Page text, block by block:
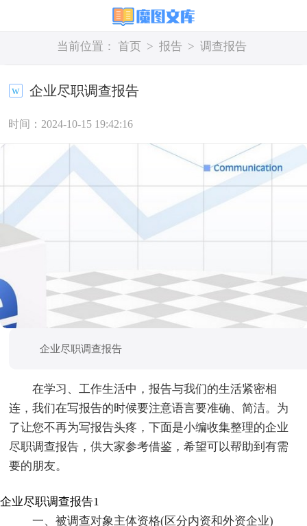
当前位置： 首页 > 报告 > 调查报告
企业尽职调查报告
时间：2024-10-15 19:42:16
企业尽职调查报告
在学习、工作生活中，报告与我们的生活紧密相
连，我们在写报告的时候要注意语言要准确、简洁。为
了让您不再为写报告头疼，下面是小编收集整理的企业
尽职调查报告，供大家参考借鉴，希望可以帮助到有需
要的朋友。
企业尽职调查报告1
一、被调查对象主体资格(区分内资和外资企业)